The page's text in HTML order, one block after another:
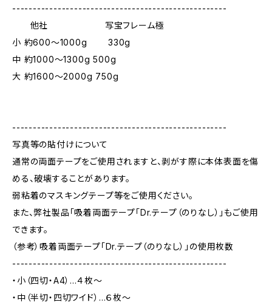
----------------------------------------------------
他社 写宝フレーム極
小 約600～1000g 330g
中 約1000～1300g 500g
大 約1600～2000g 750g
----------------------------------------------------
写真等の貼付けについて
通常の両面テープをご使用されますと、剥がす際に本体表面を傷
める、破壊することがあります。
弱粘着のマスキングテープ等をご使用ください。
また、弊社製品「吸着両面テープ「Dr.テープ（のりなし）」もご使用
できます。
（参考）吸着両面テープ「Dr.テープ（のりなし）」の使用枚数
----------------------------------------------------
・小（四切・A4）…４枚～
・中（半切・四切ワイド）…６枚～